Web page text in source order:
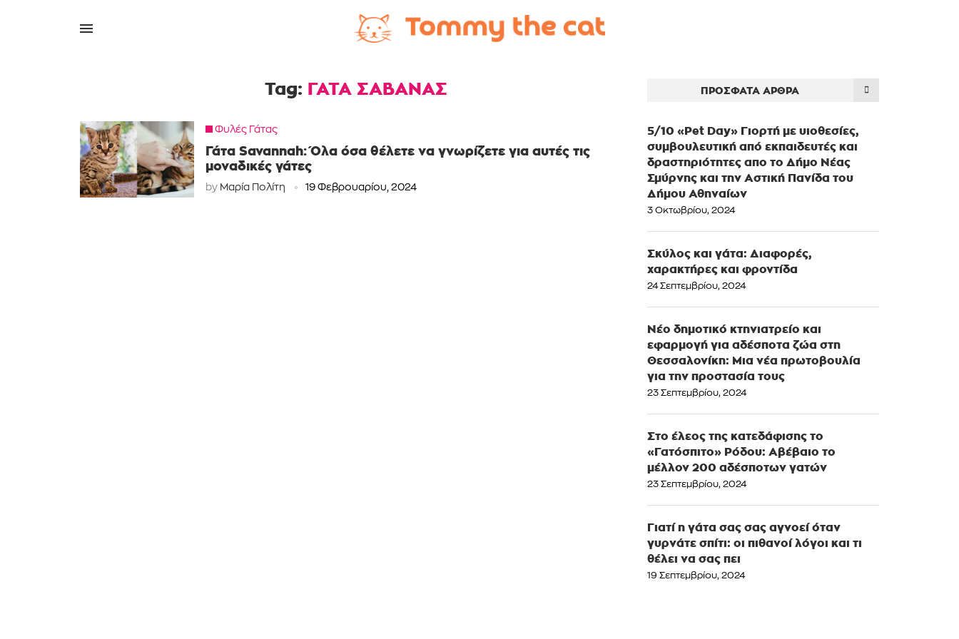
Tag: ΓΑΤΑ ΣΑΒΑΝΑΣ
Φυλές Γάτας
Γάτα Savannah: Όλα όσα θέλετε να γνωρίζετε για αυτές τις
μοναδικές γάτες
by Μαρία Πολίτη 19 Φεβρουαρίου, 2024
ΠΡΌΣΦΑΤΑ ΆΡΘΡΑ
5/10 «Pet Day» Γιορτή με υιοθεσίες,
συμβουλευτική από εκπαιδευτές και
δραστηριότητες απο το Δήμο Νέας
Σμύρνης και την Αστική Πανίδα του
Δήμου Αθηναίων
3 Οκτωβρίου, 2024
Σκύλος και γάτα: Διαφορές,
χαρακτήρες και φροντίδα
24 Σεπτεμβρίου, 2024
Νέο δημοτικό κτηνιατρείο και
εφαρμογή για αδέσποτα ζώα στη
Θεσσαλονίκη: Μια νέα πρωτοβουλία
για την προστασία τους
23 Σεπτεμβρίου, 2024
Στο έλεος της κατεδάφισης το
«Γατόσπιτο» Ρόδου: Αβέβαιο το
μέλλον 200 αδέσποτων γατών
23 Σεπτεμβρίου, 2024
Γιατί η γάτα σας σας αγνοεί όταν
γυρνάτε σπίτι: οι πιθανοί λόγοι και τι
θέλει να σας πει
19 Σεπτεμβρίου, 2024